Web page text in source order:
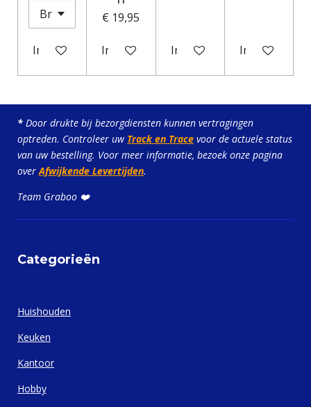
In winkelwagen
€ 19,95
In winkelwagenIn winkelwagenIn
* Door drukte bij bezorgdiensten kunnen vertragingen
optreden. Controleer uw Track en Trace voor de actuele status
van uw bestelling. Voor meer informatie, bezoek onze pagina
overAfwijkende Levertijden.
Team Graboo ❤️
Categorieën
Huishouden
Keuken
Kantoor
Hobby